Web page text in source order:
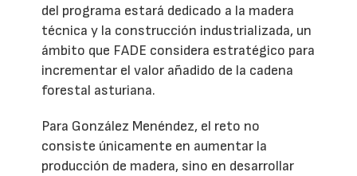
del programa estará dedicado a la madera
técnica y la construcción industrializada, un
ámbito que FADE considera estratégico para
incrementar el valor añadido de la cadena
forestal asturiana.
Para González Menéndez, el reto no
consiste únicamente en aumentar la
producción de madera, sino en desarrollar